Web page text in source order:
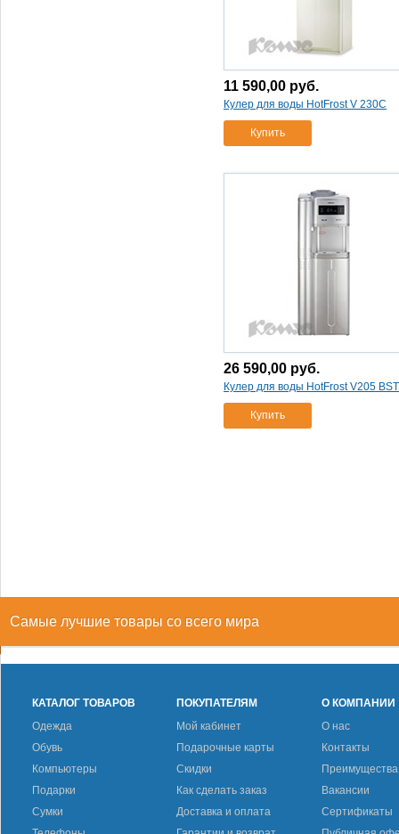
11 590,00 руб.
Кулер для воды HotFrost V 230C
Купить
26 590,00 руб.
Кулер для воды HotFrost V205 BST
Купить
Самые лучшие товары со всего мира
КАТАЛОГ ТОВАРОВ
Одежда
Обувь
Компьютеры
Подарки
Сумки
ПОКУПАТЕЛЯМ
Мой кабинет
Подарочные карты
Скидки
Как сделать заказ
Доставка и оплата
О КОМПАНИИ
О нас
Контакты
Преимущества
Вакансии
Сертификаты